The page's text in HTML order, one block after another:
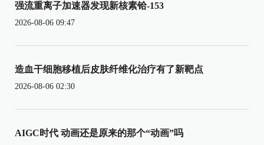
强流重离子加速器发现新核素铪-153
2026-08-06 09:47
造血干细胞移植后皮肤纤维化治疗有了新靶点
2026-08-06 02:30
AIGC时代 动画还是原来的那个“动画”吗